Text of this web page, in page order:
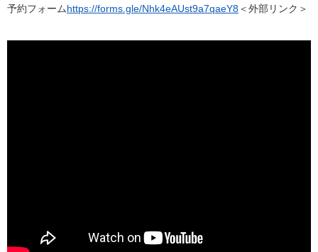
予約フォームhttps://forms.gle/Nhk4eAUst9a7qaeY8＜外部リンク＞